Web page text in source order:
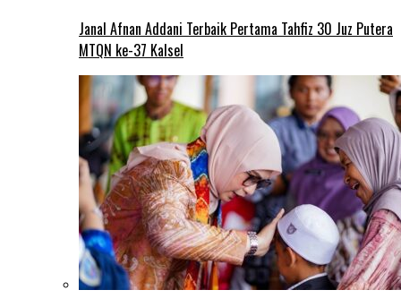
Janal Afnan Addani Terbaik Pertama Tahfiz 30 Juz Putera
MTQN ke-37 Kalsel